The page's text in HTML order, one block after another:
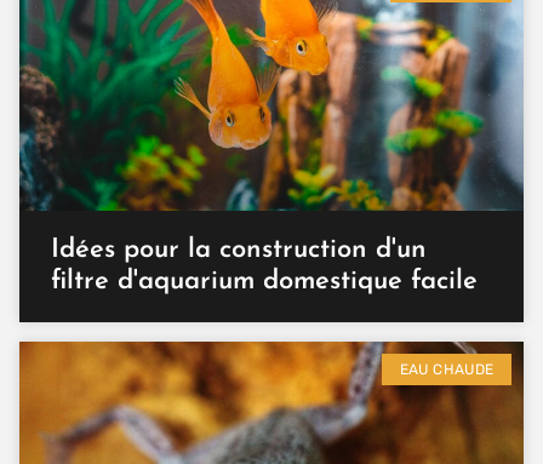
Idées pour la construction d'un
filtre d'aquarium domestique facile
EAU CHAUDE